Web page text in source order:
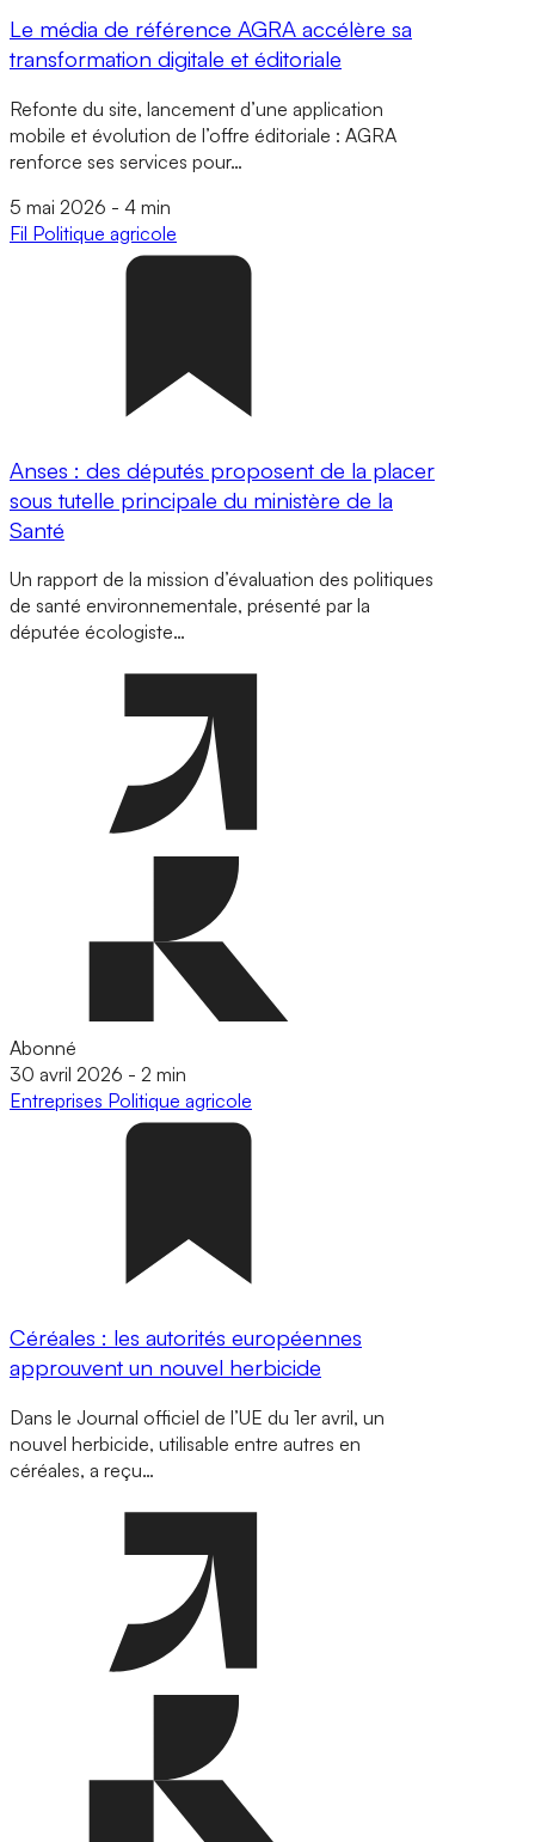
Le média de référence AGRA accélère sa
transformation digitale et éditoriale
Refonte du site, lancement d’une application
mobile et évolution de l’offre éditoriale : AGRA
renforce ses services pour…
5 mai 2026 - 4 min
Fil Politique agricole
Anses : des députés proposent de la placer
sous tutelle principale du ministère de la
Santé
Un rapport de la mission d’évaluation des politiques
de santé environnementale, présenté par la
députée écologiste…
Abonné
30 avril 2026 - 2 min
Entreprises Politique agricole
Céréales : les autorités européennes
approuvent un nouvel herbicide
Dans le Journal officiel de l’UE du 1er avril, un
nouvel herbicide, utilisable entre autres en
céréales, a reçu…